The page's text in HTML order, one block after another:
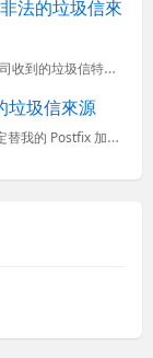
法的垃圾信來
這陣子因為2010年世界盃足球賽與端午節的關係，公司收到的垃圾信特別的多，我公司才十幾人但光是一個早上被 SpamAssassin 偵測到的垃圾信就有 3,000 多封垃圾郵件，由於這些垃圾郵件難免會...
垃圾信來源
延續昨天的文章主題，透過網友 Willie 的推薦，我決定替我的 Postfix 加上 Postgrey 機制，Postgrey 的運作機制是讓 SMTP 收到郵件後先回應 450 (Requeste...